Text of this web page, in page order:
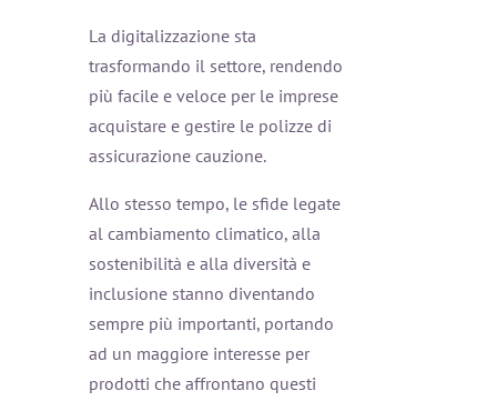
La digitalizzazione sta
trasformando il settore, rendendo
più facile e veloce per le imprese
acquistare e gestire le polizze di
assicurazione cauzione.
Allo stesso tempo, le sfide legate
al cambiamento climatico, alla
sostenibilità e alla diversità e
inclusione stanno diventando
sempre più importanti, portando
ad un maggiore interesse per
prodotti che affrontano questi